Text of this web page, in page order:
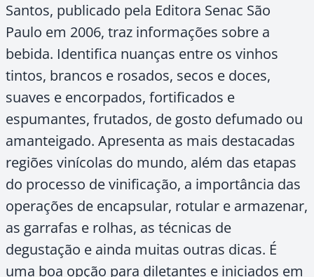
Santos, publicado pela Editora Senac São
Paulo em 2006, traz informações sobre a
bebida. Identifica nuanças entre os vinhos
tintos, brancos e rosados, secos e doces,
suaves e encorpados, fortificados e
espumantes, frutados, de gosto defumado ou
amanteigado. Apresenta as mais destacadas
regiões vinícolas do mundo, além das etapas
do processo de vinificação, a importância das
operações de encapsular, rotular e armazenar,
as garrafas e rolhas, as técnicas de
degustação e ainda muitas outras dicas. É
uma boa opção para diletantes e iniciados em